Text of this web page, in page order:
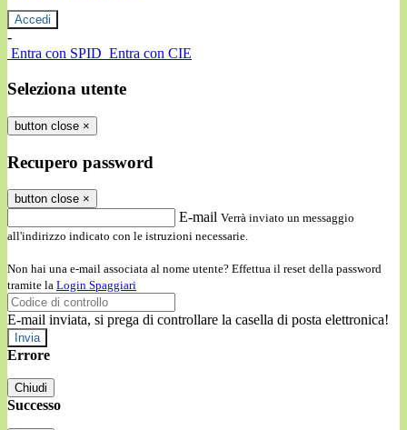
-
Entra con SPID Entra con CIE
Seleziona utente
button close ×
Recupero password
button close ×
E-mail Verrà inviato un messaggio
all'indirizzo indicato con le istruzioni necessarie.
Non hai una e-mail associata al nome utente? Effettua il reset della password
tramite la Login Spaggiari
E-mail inviata, si prega di controllare la casella di posta elettronica!
Errore
Chiudi
Successo